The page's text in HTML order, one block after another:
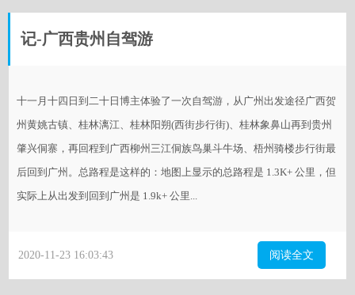
记-广西贵州自驾游
十一月十四日到二十日博主体验了一次自驾游，从广州出发途径广西贺
州黄姚古镇、桂林漓江、桂林阳朔(西街步行街)、桂林象鼻山再到贵州
肇兴侗寨，再回程到广西柳州三江侗族鸟巢斗牛场、梧州骑楼步行街最
后回到广州。总路程是这样的：地图上显示的总路程是 1.3K+ 公里，但
实际上从出发到回到广州是 1.9k+ 公里...
2020-11-23 16:03:43 阅读全文